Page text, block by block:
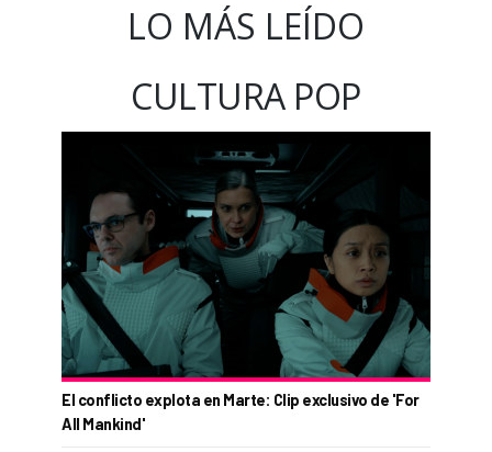
LO MÁS LEÍDO
CULTURA POP
El conflicto explota en Marte: Clip exclusivo de 'For
All Mankind'